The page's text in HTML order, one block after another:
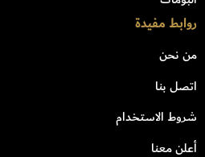
روابط مفيدة
من نحن
اتصل بنا
شروط الاستخدام
أعلن معنا